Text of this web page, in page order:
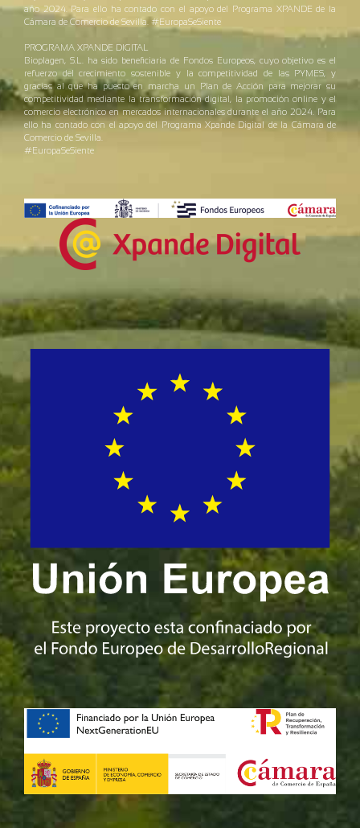
año 2024. Para ello ha contado con el apoyo del Programa XPANDE de la
Cámara de Comercio de Sevilla. #EuropaSeSiente
PROGRAMA XPANDE DIGITAL
Bioplagen, S.L. ha sido beneficiaria de Fondos Europeos, cuyo objetivo es el
refuerzo del crecimiento sostenible y la competitividad de las PYMES, y
gracias al que ha puesto en marcha un Plan de Acción para mejorar su
competitividad mediante la transformación digital, la promoción online y el
comercio electrónico en mercados internacionales durante el año 2024. Para
ello ha contado con el apoyo del Programa Xpande Digital de la Cámara de
Comercio de Sevilla.
#EuropaSeSiente